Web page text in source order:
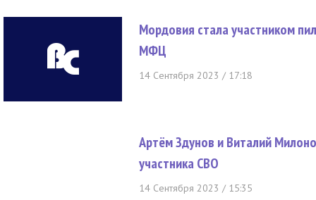
Мордовия стала участником
МФЦ
14 Сентября 2023 / 17:18
Артём Здунов и Виталий
участника СВО
14 Сентября 2023 / 15:35